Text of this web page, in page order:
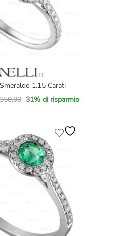
1.15 Carati
31% di risparmio